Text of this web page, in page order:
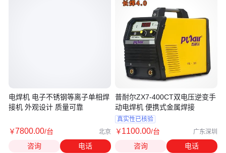
电焊机 电子不锈钢等离子单相焊
接机 外观设计 质量可靠
￥7800.00/台 北京
咨询 电话
普耐尔ZX7-400CT双电压逆变手
动电焊机 便携式金属焊接
真实性已核验
￥1100.00/台 广东深圳
咨询 电话